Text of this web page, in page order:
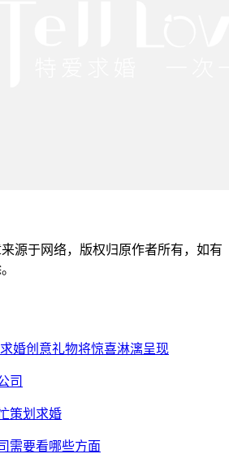
源于网络，版权归原作者所有，如有
婚创意礼物将惊喜淋漓呈现
司
策划求婚
需要看哪些方面